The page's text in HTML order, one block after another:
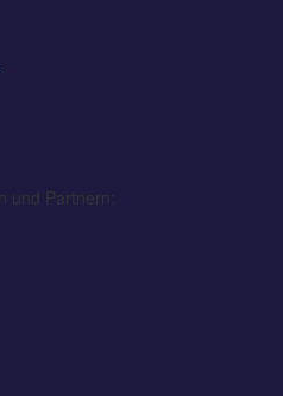
Partnern: